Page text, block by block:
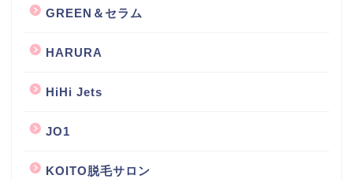
GREEN＆セラム
HARURA
HiHi Jets
JO1
KOITO脱毛サロン